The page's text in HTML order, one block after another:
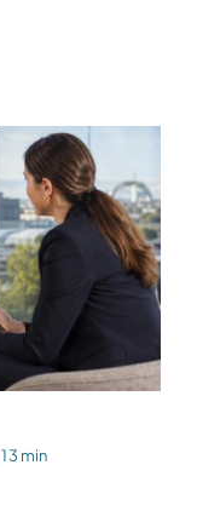
13 min